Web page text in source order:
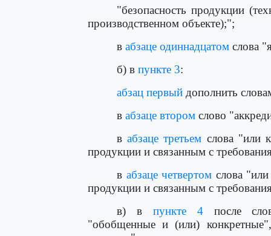
"безопасность продукции
производственном объекте);";
в абзаце одиннадцатом слова
б) в пункте 3:
абзац первый дополнить
в абзаце втором слово
вабзаце третьем слова "или
продукции и связанным с
в абзаце четвертом слова
продукции и связанным с
в) в пункте 4после
"обобщенные и (или)